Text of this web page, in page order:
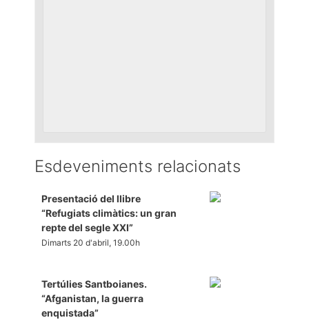
Esdeveniments relacionats
Presentació del llibre
“Refugiats climàtics: un gran
repte del segle XXI”
Dimarts 20 d'abril, 19.00h
Tertúlies Santboianes.
“Afganistan, la guerra
enquistada”